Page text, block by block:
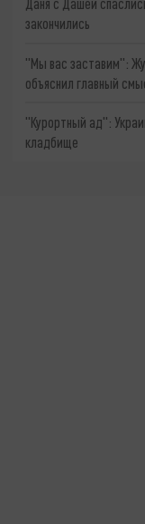
закончились
"Мы вас заставим":
объяснил главный
"Курортный ад":
кладбище